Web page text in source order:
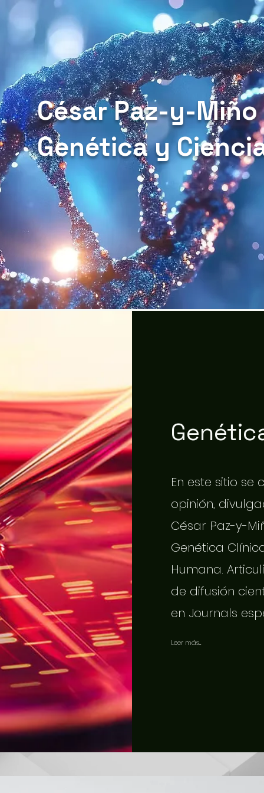
César Paz-y-Miño
Genética y
En este sitio
opinión,
César Paz-y-
Genética
Humana.
de difusión
en Journals
Leer más...